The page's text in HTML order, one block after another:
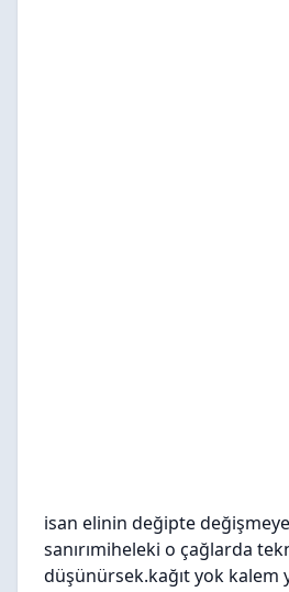
isan elinin değipte
sanırımiheleki o çağlarda
düşünürsek.kağıt yok kalem